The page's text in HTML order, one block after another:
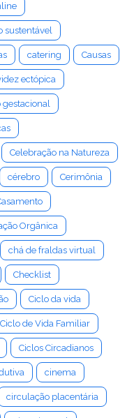
sustentável
catering Causas
ectópica
gestacional
Celebração na Natureza
cérebro Cerimônia
Orgânica
chá de fraldas virtual
Checklist
Ciclo da vida
Ciclo de Vida Familiar
Ciclos Circadianos
cinema
circulação placentária